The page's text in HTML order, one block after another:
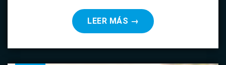
LEER MÁS →